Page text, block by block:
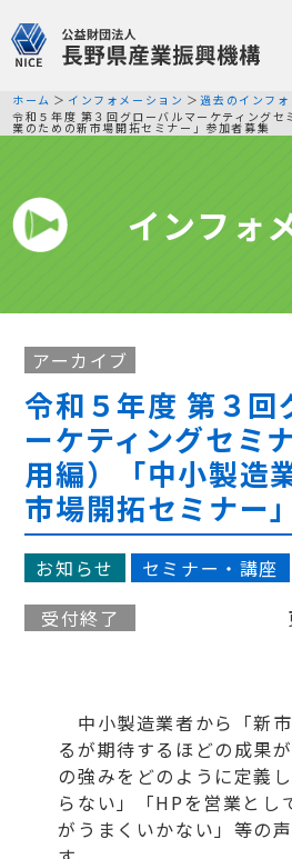
ホーム インフォメーション
過去のインフ
令和５年度 第３回グローバルマーケティング
業のための新市場開拓セミナー」参加者募集
インフォ
アーカイブ
令和５年度 第３回
ーケティングセミ
用編）「中小製造
市場開拓セミナー
お知らせ
セミナー・講座
受付終了
中小製造業者から「新
るが期待するほどの成果
の強みをどのように定義
らない」「HPを営業とし
がうまくいかない」等の